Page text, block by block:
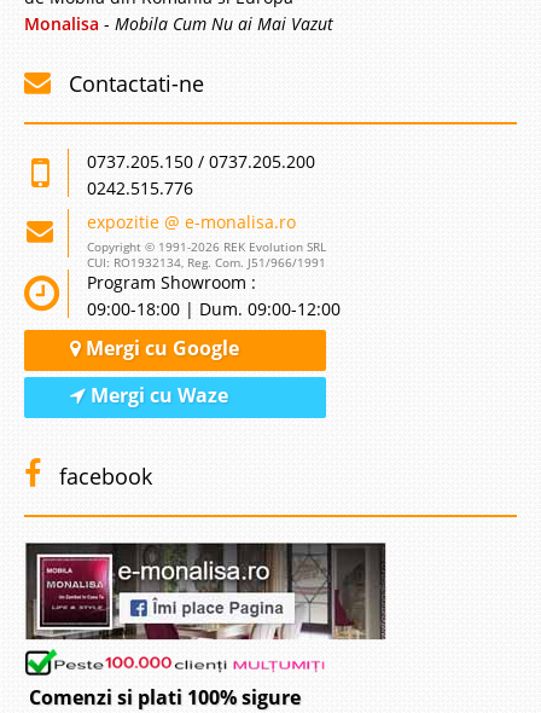
Saltea Pro7 Zone cu 7 Zone de
Confort si Arcuri Pocket – Suport
Ergonomic
Saltea Pro7 Zone cu 7 Zone de Confort și Arcuri Pocket – Suport Ergonomic
pentru un Somn Odihnitor Descoperă salteaua ortopedică Pro7 Zone cu
arcuri împachetate, proiectată pentru a oferi suport optim și un confort
superior datorită celor 7 zone de confort și sistemului inov..
Vezi Detalii
Adauga la Favorite
-43%
Monalisa - Mobila Cum Nu ai Mai Vazut
Contactati-ne
0737.205.150 / 0737.205.200
0242.515.776
expozitie @ e-monalisa.ro
Copyright © 1991-2026 REK Evolution SRL
CUI: RO1932134, Reg. Com. J51/966/1991
Program Showroom :
09:00-18:00 | Dum. 09:00-12:00
Mergi cu Google
Mergi cu Waze
facebook
Comenzi si plati 100% sigure